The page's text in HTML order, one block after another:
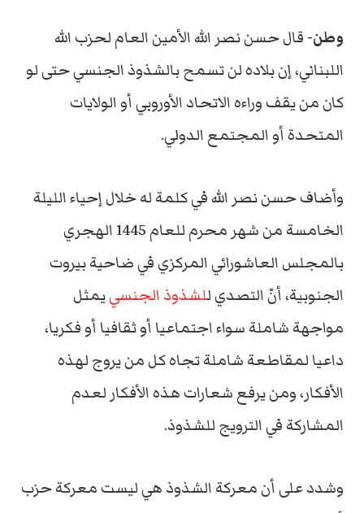
وطن- قال حسن نصر الله الأمين العام لحزب الله
اللبناني، إن بلاده لن تسمح بالشذوذ الجنسي حتى لو
كان من يقف وراءه الاتحاد الأوروبي أو الولايات
المتحدة أو المجتمع الدولي.
وأضاف حسن نصر الله في كلمة له خلال إحياء الليلة
الخامسة من شهر محرم للعام 1445 الهجري
بالمجلس العاشورائي المركزي في ضاحية بيروت
الجنوبية، أنّ التصدي للشذوذ الجنسييمثل
مواجهة شاملة سواء اجتماعيا أو ثقافيا أو فكريا،
داعيا لمقاطعة شاملة تجاه كل من يروج لهذه
الأفكار، ومن يرفع شعارات هذه الأفكار لعدم
المشاركة في الترويج للشذوذ.
وشدد على أن معركة الشذوذ هي ليست معركة حزب